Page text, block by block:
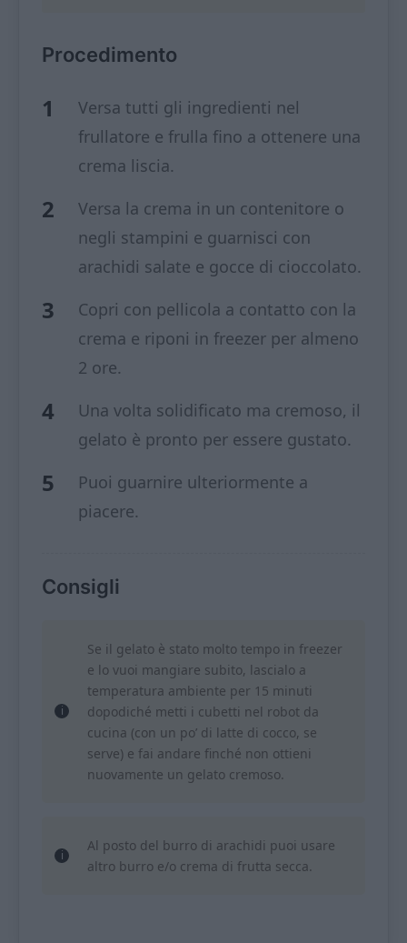
Procedimento
Versa tutti gli ingredienti nel
frullatore e frulla fino a ottenere una
crema liscia.
Versa la crema in un contenitore o
negli stampini e guarnisci con
arachidi salate e gocce di cioccolato.
Copri con pellicola a contatto con la
crema e riponi in freezer per almeno
2 ore.
Una volta solidificato ma cremoso, il
gelato è pronto per essere gustato.
Puoi guarnire ulteriormente a
piacere.
Consigli
Se il gelato è stato molto tempo in freezer
e lo vuoi mangiare subito, lascialo a
temperatura ambiente per 15 minuti
dopodiché metti i cubetti nel robot da
cucina (con un po’ di latte di cocco, se
serve) e fai andare finché non ottieni
nuovamente un gelato cremoso.
Al posto del burro di arachidi puoi usare
altro burro e/o crema di frutta secca.